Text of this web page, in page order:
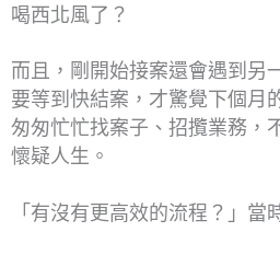
喝西北風了？
而且，剛開始接案還會遇到另
要等到快結案，才驚覺下個月
匆匆忙忙找案子、招攬業務，
懷疑人生。
「有沒有更高效的流程？」當